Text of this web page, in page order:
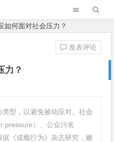
如何面对社会压力？
力？
发表评论
型，以避免被动应对。社会
pressure）、公众污名
据《成瘾行为》杂志研究，赌